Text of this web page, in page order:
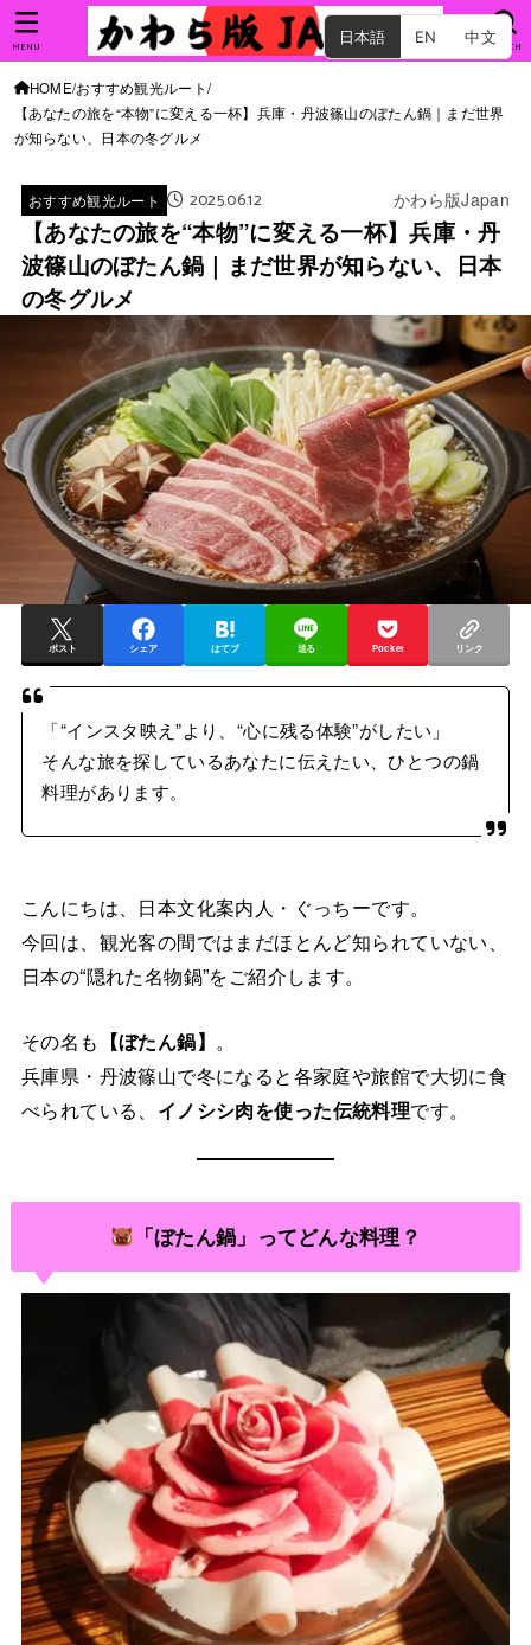
日本語 EN 中文
SEARCH
MENU
HOME おすすめ観光ルート
【あなたの旅を“本物”に変える一杯】兵庫・丹波篠山のぼたん鍋｜まだ世界
が知らない、日本の冬グルメ
おすすめ観光ルート 2025.06.12 かわら版Japan
【あなたの旅を“本物”に変える一杯】兵庫・丹
波篠山のぼたん鍋｜まだ世界が知らない、日本
の冬グルメ
ポスト シェア はてブ 送る Pocket リンク
「“インスタ映え”より、“心に残る体験”がしたい」
そんな旅を探しているあなたに伝えたい、ひとつの鍋
料理があります。
こんにちは、日本文化案内人・ぐっちーです。
今回は、観光客の間ではまだほとんど知られていない、
日本の“隠れた名物鍋”をご紹介します。
その名も 【ぼたん鍋】 。
兵庫県・丹波篠山で冬になると各家庭や旅館で大切に食
べられている、 イノシシ肉を使った伝統料理です。
「ぼたん鍋」ってどんな料理？